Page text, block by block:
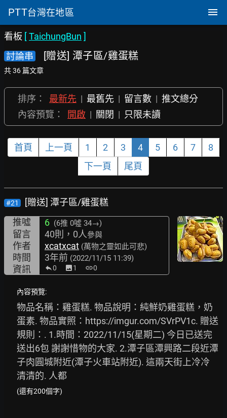
PTT台灣在地區
看板 [TaichungBun ]
討論串
[贈送] 潭子區/雞蛋糕
共 36 篇文章
排序： 最新先 | 最舊先 | 留言數 | 推文總分
內容預覽：
開啟 | 關閉 | 只限未讀
首頁 上一頁 1 2 3 4 5 6 7
8
下一頁
尾頁
#21
[贈送] 潭子區/雞蛋糕
推噓
6 (6推 0噓 34→)
留言 40則，0人參與
作者 xcatxcat (萬物之靈如此可悲)
時間 3年前 (2022/11/15 11:39)
資訊 0 image1 link0
內容預覽:
物品名稱：雞蛋糕. 物品說明：純鮮奶雞蛋糕，奶
蛋素. 物品實照： https://imgur.com/SVrPV1c. 贈送
規則：. 1.時間：2022/11/15(星期二) 今日已送完
送出6包 謝謝惜物的大家. 2.潭子區潭興路二段近潭
子肉圓城附近(潭子火車站附近). 這兩天街上冷冷
清清的. 人都
(還有200個字)